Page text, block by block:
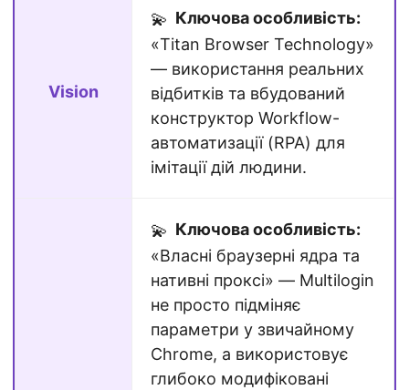
Vision
💫 Ключова особливість:
«Titan Browser Technology»
— використання реальних
відбитків та вбудований
конструктор Workflow-
автоматизації (RPA) для
імітації дій людини.
💫 Ключова особливість:
«Власні браузерні ядра та
нативні проксі» — Multilogin
не просто підміняє
параметри у звичайному
Chrome, а використовує
глибоко модифіковані